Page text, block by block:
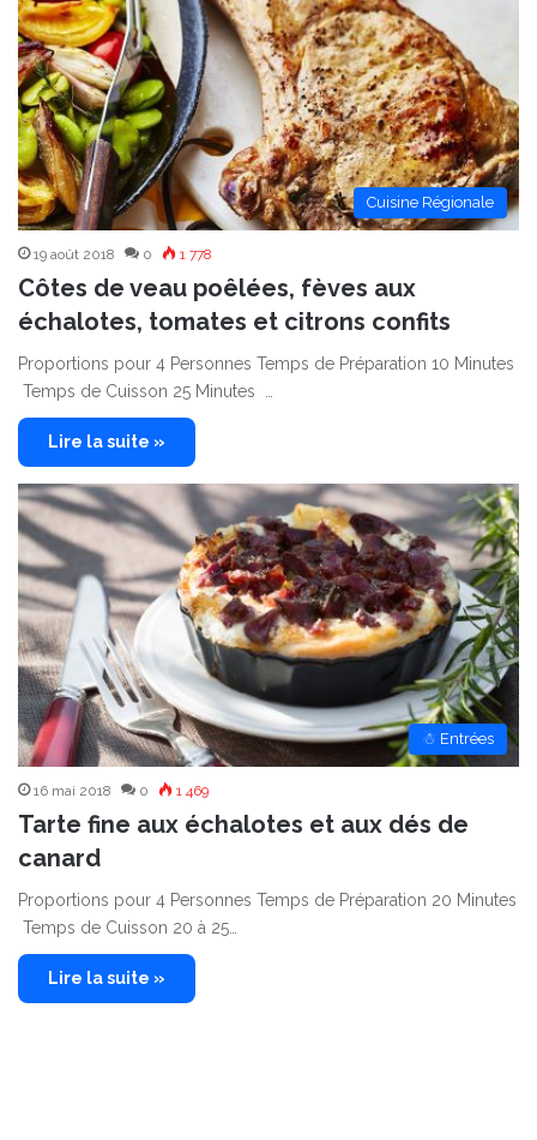
Cuisine Régionale
19 août 2018 0 1 778
Côtes de veau poêlées, fèves aux
échalotes, tomates et citrons confits
Proportions pour 4 Personnes Temps de Préparation 10 Minutes
Temps de Cuisson 25 Minutes …
Lire la suite »
☃ Entrées
16 mai 2018 0 1 469
Tarte fine aux échalotes et aux dés de
canard
Proportions pour 4 Personnes Temps de Préparation 20 Minutes
Temps de Cuisson 20 à 25…
Lire la suite »